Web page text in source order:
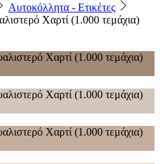
Αυτοκόλλητα - Ετικέτες
Χαρτί (1.000 τεμάχια)